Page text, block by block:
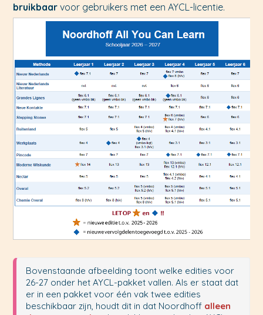
bruikbaar voor gebruikers met een AYCL-licentie.
Bovenstaande afbeelding toont welke edities voor
26-27 onder het AYCL-pakket vallen. Als er staat dat
er in een pakket voor één vak twee edities
beschikbaar zijn, houdt dit in dat Noordhoff alleen